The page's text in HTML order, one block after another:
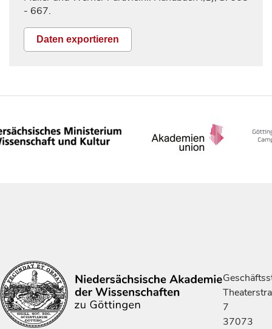
- 667.
Daten exportieren
7
37073